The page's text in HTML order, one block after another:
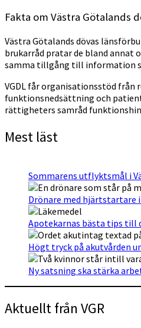
Fakta om Västra Götalands
Västra Götalands dövas
brukarråd pratar de bland
samma tillgång till information
VGDL får organisationsstöd
funktionsnedsättning och
rättigheters samråd
Mest läst
Sommarens utflyktsmål i
Drönare med hjärtstartare i
Apotekarnas bästa tips till
Högt tryck på akutvården
Ny satsning ska stärka
Aktuellt från VGR